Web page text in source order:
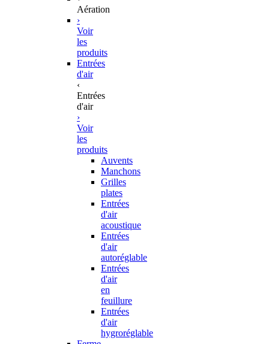
Aération
›
Voir
les
produits
Entrées
d'air
‹
Entrées
d'air
›
Voir
les
produits
Auvents
Manchons
Grilles
plates
Entrées
d'air
acoustique
Entrées
d'air
autoréglable
Entrées
d'air
en
feuillure
Entrées
d'air
hygroréglable